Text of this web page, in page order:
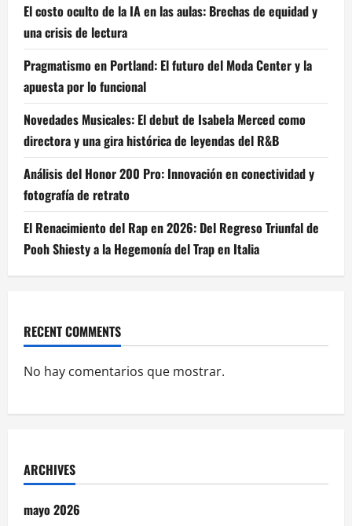
El costo oculto de la IA en las aulas: Brechas de equidad y
una crisis de lectura
Pragmatismo en Portland: El futuro del Moda Center y la
apuesta por lo funcional
Novedades Musicales: El debut de Isabela Merced como
directora y una gira histórica de leyendas del R&B
Análisis del Honor 200 Pro: Innovación en conectividad y
fotografía de retrato
El Renacimiento del Rap en 2026: Del Regreso Triunfal de
Pooh Shiesty a la Hegemonía del Trap en Italia
RECENT COMMENTS
No hay comentarios que mostrar.
ARCHIVES
mayo 2026